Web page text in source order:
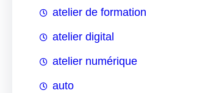
atelier de formation
atelier digital
atelier numérique
auto